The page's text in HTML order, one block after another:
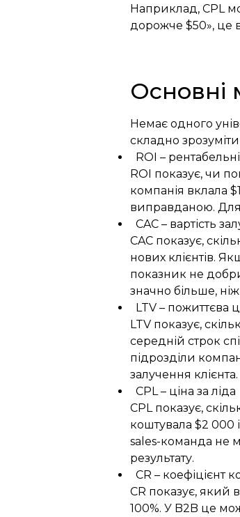
Наприклад, CPL
дорожче $50», це
Основні
Немає одного
складно
ROI –
ROI показує, чи
компанія вклала
виправданою.
CAC – вартість
CAC показує,
нових клієнтів.
показник не
значно більше,
LTV – пожиттєва
LTV показує,
середній строк
підрозділи
залучення клієнта.
CPL – ціна за ліда
CPL показує,
коштувала $2 000
sales-команда не
результату.
CR – коефіцієнт
CR показує, який
100%. У B2B це